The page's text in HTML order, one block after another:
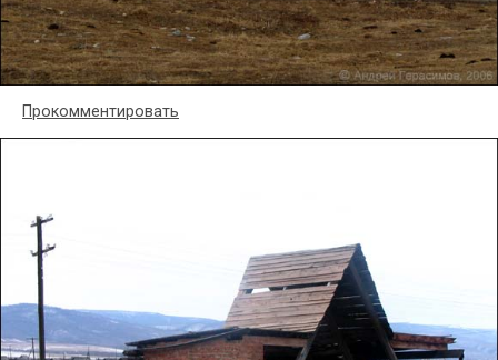
Прокомментировать